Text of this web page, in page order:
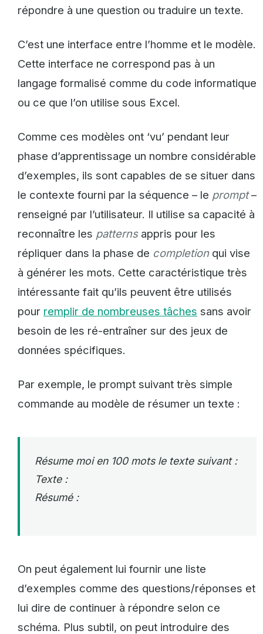
répondre à une question ou traduire un texte.
C’est une interface entre l’homme et le modèle.
Cette interface ne correspond pas à un
langage formalisé comme du code informatique
ou ce que l’on utilise sous Excel.
Comme ces modèles ont ‘vu’ pendant leur
phase d’apprentissage un nombre considérable
d’exemples, ils sont capables de se situer dans
le contexte fourni par la séquence – le prompt–
renseigné par l’utilisateur. Il utilise sa capacité à
reconnaître les patternsappris pour les
répliquer dans la phase de completionqui vise
à générer les mots. Cette caractéristique très
intéressante fait qu’ils peuvent être utilisés
pour remplir de nombreuses tâches sans avoir
besoin de les ré-entraîner sur des jeux de
données spécifiques.
Par exemple, le prompt suivant très simple
commande au modèle de résumer un texte :
Résume moi en 100 mots le texte suivant :
Texte :
Résumé :
On peut également lui fournir une liste
d’exemples comme des questions/réponses et
lui dire de continuer à répondre selon ce
schéma. Plus subtil, on peut introduire des